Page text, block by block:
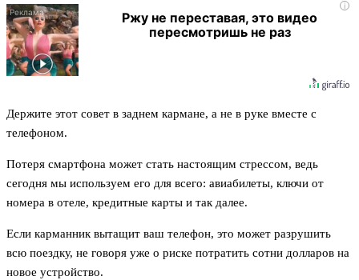
i
Ржу не переставая, это видео
пересмотришь не раз
Держите этот совет в заднем кармане, а не в руке вместе с
телефоном.
Потеря смартфона может стать настоящим стрессом, ведь
сегодня мы используем его для всего: авиабилеты, ключи от
номера в отеле, кредитные карты и так далее.
Если карманник вытащит ваш телефон, это может разрушить
всю поездку, не говоря уже о риске потратить сотни долларов на
новое устройство.